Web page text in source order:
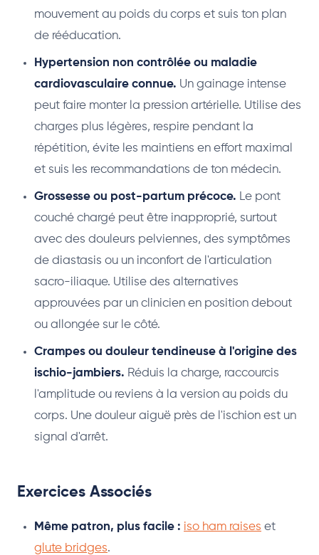
mouvement au poids du corps et suis ton plan
de rééducation.
Hypertension non contrôlée ou maladie
cardiovasculaire connue. Un gainage intense
peut faire monter la pression artérielle. Utilise des
charges plus légères, respire pendant la
répétition, évite les maintiens en effort maximal
et suis les recommandations de ton médecin.
Grossesse ou post-partum précoce. Le pont
couché chargé peut être inapproprié, surtout
avec des douleurs pelviennes, des symptômes
de diastasis ou un inconfort de l'articulation
sacro-iliaque. Utilise des alternatives
approuvées par un clinicien en position debout
ou allongée sur le côté.
Crampes ou douleur tendineuse à l'origine des
ischio-jambiers. Réduis la charge, raccourcis
l'amplitude ou reviens à la version au poids du
corps. Une douleur aiguë près de l'ischion est un
signal d'arrêt.
Exercices Associés
Même patron, plus facile : iso ham raises et
glute bridges.